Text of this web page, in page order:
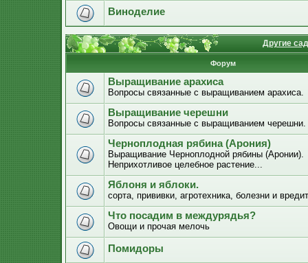
Виноделие
Другие
Форум
Выращивание арахиса
Вопросы связанные с выращиванием арахиса.
Выращивание черешни
Вопросы связанные с выращиванием черешни.
Черноплодная рябина (Арония)
Выращивание Черноплодной рябины (Аронии).
Неприхотливое целебное растение...
Яблоня и яблоки.
сорта, прививки, агротехника, болезни и
Что посадим в междурядья?
Овощи и прочая мелочь
Помидоры